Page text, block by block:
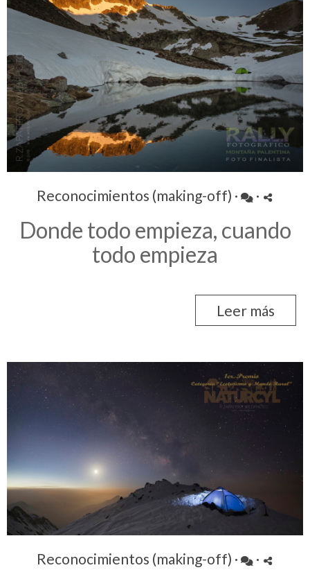
Reconocimientos (making-off) · ·
Donde todo empieza, cuando
todo empieza
Leer más
Reconocimientos (making-off) · ·